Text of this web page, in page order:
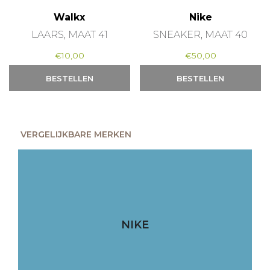
Walkx
LAARS, MAAT 41
€10,00
BESTELLEN
Nike
SNEAKER, MAAT 40
€50,00
BESTELLEN
VERGELIJKBARE MERKEN
NIKE